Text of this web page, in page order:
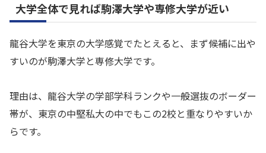
大学全体で見れば駒澤大学や専修大学が近い
龍谷大学を東京の大学感覚でたとえると、まず候補に出や
すいのが駒澤大学と専修大学です。
理由は、龍谷大学の学部学科ランクや一般選抜のボーダー
帯が、東京の中堅私大の中でもこの2校と重なりやすいか
らです。